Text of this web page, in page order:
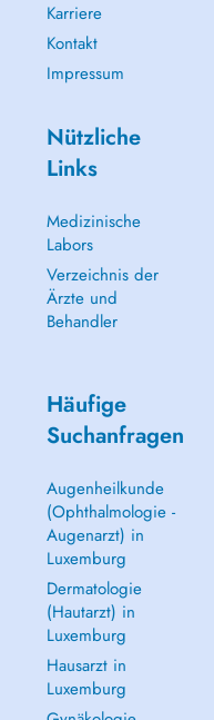
Karriere
Kontakt
Impressum
Nützliche
Links
Medizinische
Labors
Verzeichnis der
Ärzte und
Behandler
Häufige
Suchanfragen
Augenheilkunde
(Ophthalmologie -
Augenarzt) in
Luxemburg
Dermatologie
(Hautarzt) in
Luxemburg
Hausarzt in
Luxemburg